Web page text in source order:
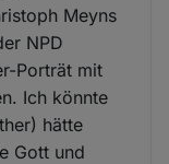
Meyns
NPD
Porträt mit
Ich könnte
hätte
Gott und